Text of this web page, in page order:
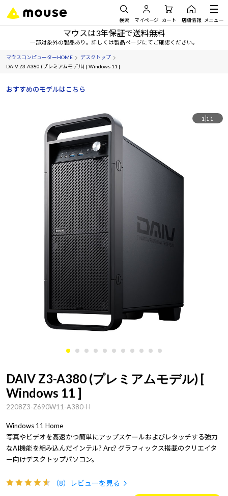
検索 マイページ カート 店舗情報 メニュー
マウスは3年保証で送料無料
一部対象外の製品あり。詳しくは製品ページにてご確認ください。
マウスコンピューターHOME
デスクトップ
DAIV Z3-A380 (プレミアムモデル) [ Windows 11 ]
おすすめのモデルはこちら
1 11
DAIV Z3-A380 (プレミアムモデル) [
Windows 11 ]
2208Z3-Z690W11-A380-H
Windows 11 Home
写真やビデオを高速かつ簡単にアップスケールおよびレタッチする強力
なAI機能を組み込んだインテル? Arc? グラフィックス搭載のクリエイタ
ー向けデスクトップパソコン。
（8） レビューを見る